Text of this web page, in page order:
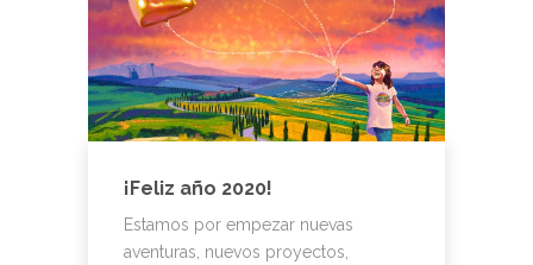
¡Feliz año 2020!
Estamos por empezar nuevas
aventuras, nuevos proyectos,